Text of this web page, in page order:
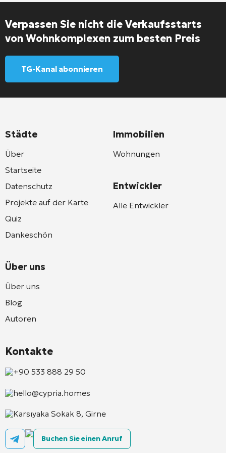
Verpassen Sie nicht die Verkaufsstarts
von Wohnkomplexen zum besten Preis
TG-Kanal abonnieren
Städte
Über
Startseite
Datenschutz
Projekte auf der Karte
Quiz
Dankeschön
Über uns
Über uns
Blog
Autoren
Immobilien
Wohnungen
Entwickler
Alle Entwickler
Kontakte
+90 533 888 29 50
hello@cypria.homes
Karsıyaka Sokak 8, Girne
Buchen Sie einen Anruf